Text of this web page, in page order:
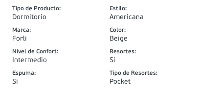
Tipo de Producto:
Dormitorio
Estilo:
Americana
Marca:
Forli
Color:
Beige
Nivel de Confort:
Intermedio
Resortes:
Si
Espuma:
Si
Tipo de Resortes:
Pocket